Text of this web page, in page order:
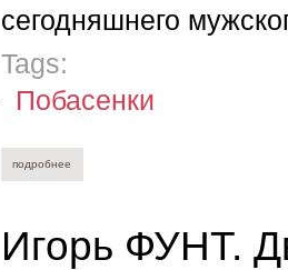
сегодняшнего
Tags:
Побасенки
подробнее
Игорь ФУНТ.